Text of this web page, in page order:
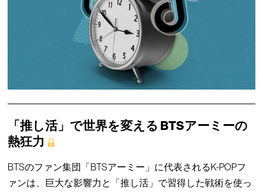
「推し活」で世界を変える BTSアーミーの
熱狂力
BTSのファン集団「BTSアーミー」に代表されるK-POPフ
ァンは、巨大な影響力と「推し活」で習得した戦術を使っ